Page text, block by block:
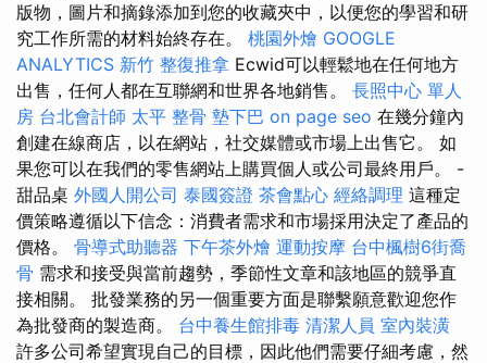
版物，圖片和摘錄添加到您的收藏夾中，以便您的學習和研
究工作所需的材料始終存在。 桃園外燴 GOOGLE
ANALYTICS 新竹 整復推拿 Ecwid可以輕鬆地在任何地方
出售，任何人都在互聯網和世界各地銷售。 長照中心 單人
房 台北會計師 太平 整骨 墊下巴 on page seo 在幾分鐘內
創建在線商店，以在網站，社交媒體或市場上出售它。 如
果您可以在我們的零售網站上購買個人或公司最終用戶。 -
甜品桌 外國人開公司 泰國簽證 茶會點心 經絡調理 這種定
價策略遵循以下信念：消費者需求和市場採用決定了產品的
價格。 骨導式助聽器 下午茶外燴 運動按摩 台中楓樹6街喬
骨 需求和接受與當前趨勢，季節性文章和該地區的競爭直
接相關。 批發業務的另一個重要方面是聯繫願意歡迎您作
為批發商的製造商。 台中養生館排毒 清潔人員 室內裝潢
許多公司希望實現自己的目標，因此他們需要仔細考慮，然